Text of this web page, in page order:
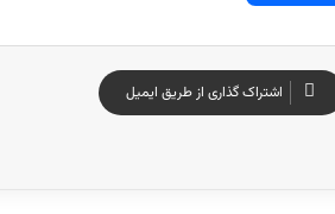
اشتراک گذاری از طریق ایمیل